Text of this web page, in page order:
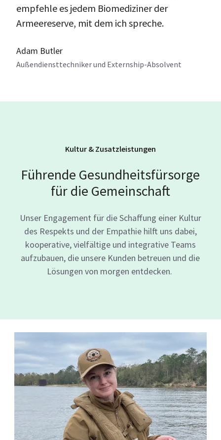
empfehle es jedem Biomediziner der
Armeereserve, mit dem ich spreche.
Adam Butler
Außendiensttechniker und Externship-Absolvent
Kultur & Zusatzleistungen
Führende Gesundheitsfürsorge
für die Gemeinschaft
Unser Engagement für die Schaffung einer Kultur
des Respekts und der Empathie hilft uns dabei,
kooperative, vielfältige und integrative Teams
aufzubauen, die unsere Kunden betreuen und die
Lösungen von morgen entdecken.